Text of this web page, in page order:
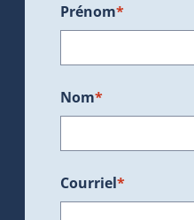
Prénom*
Nom*
Courriel*